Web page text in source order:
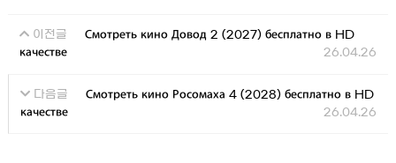
이전글
Смотреть кино Довод 2 (2027) бесплатно в HD
качестве
26.04.26
다음글
Смотреть кино Росомаха 4 (2028) бесплатно в HD
качестве
26.04.26